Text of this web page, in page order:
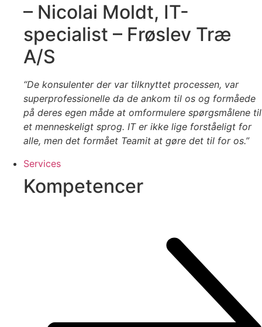
– Nicolai Moldt, IT-
specialist – Frøslev Træ
A/S
“De konsulenter der var tilknyttet processen, var
superprofessionelle da de ankom til os og formåede
på deres egen måde at omformulere spørgsmålene til
et menneskeligt sprog. IT er ikke lige forståeligt for
alle, men det formået Teamit at gøre det til for os.”
Services
Kompetencer